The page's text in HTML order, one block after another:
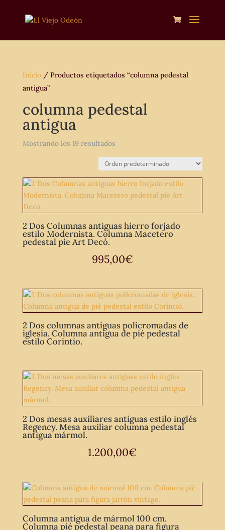
Inicio/ Productos etiquetados “columna pedestal
antigua”
columna pedestal
antigua
Mostrando los 19 resultados
2 Dos Columnas antiguas hierro forjado
estilo Modernista. Columna Macetero
pedestal pie Art Decó.
995,00€
2 Dos columnas antiguas policromadas de
iglesia. Columna antigua de pié pedestal
estilo Corintio.
2 Dos mesas auxiliares antiguas estilo inglés
Regency. Mesa auxiliar columna pedestal
antigua mármol.
1.200,00€
Columna antigua de mármol 100 cm.
Columna pié pedestal peana para figura